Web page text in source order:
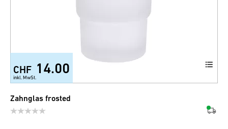
CHF 14.00
inkl. MwSt.
Zahnglas frosted